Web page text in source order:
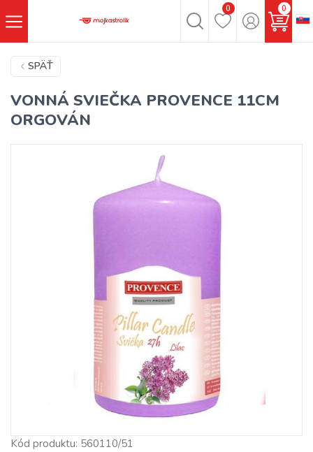
0 0
SPÄŤ
VONNÁ SVIEČKA PROVENCE 11CM
ORGOVÁN
Kód produktu: 560110/51